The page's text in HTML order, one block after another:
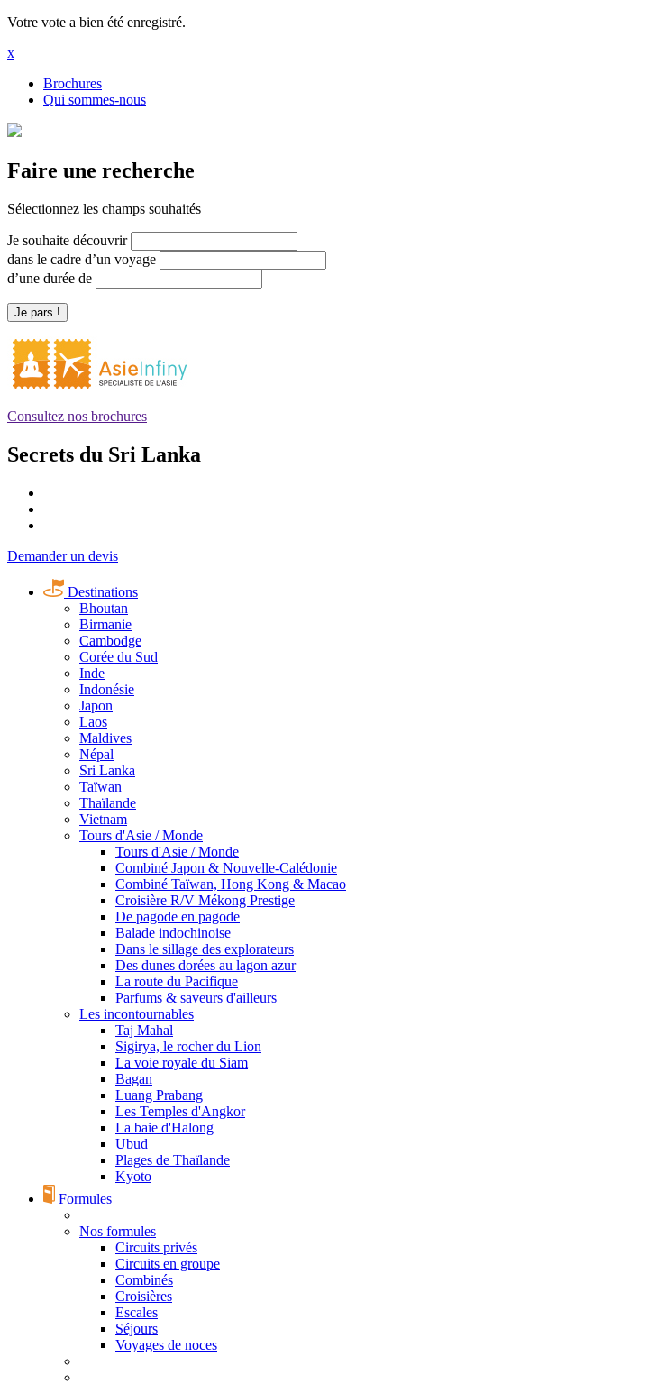
Votre vote a bien été enregistré.
x
Brochures
Qui sommes-nous
Faire une recherche
Sélectionnez les champs souhaités
Je souhaite découvrir
dans le cadre d’un voyage
d’une durée de
Je pars !
Consultez nos brochures
Secrets du Sri Lanka
Demander un devis
Destinations
Bhoutan
Birmanie
Cambodge
Corée du Sud
Inde
Indonésie
Japon
Laos
Maldives
Népal
Sri Lanka
Taïwan
Thaïlande
Vietnam
Tours d'Asie / Monde
Tours d'Asie / Monde
Combiné Japon & Nouvelle-Calédonie
Combiné Taïwan, Hong Kong & Macao
Croisière R/V Mékong Prestige
De pagode en pagode
Balade indochinoise
Dans le sillage des explorateurs
Des dunes dorées au lagon azur
La route du Pacifique
Parfums & saveurs d'ailleurs
Les incontournables
Taj Mahal
Sigirya, le rocher du Lion
La voie royale du Siam
Bagan
Luang Prabang
Les Temples d'Angkor
La baie d'Halong
Ubud
Plages de Thaïlande
Kyoto
Formules
Nos formules
Circuits privés
Circuits en groupe
Combinés
Croisières
Escales
Séjours
Voyages de noces